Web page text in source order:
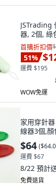
JSTrading
器, 2個, 綠
首購折扣價
51%
運費 $195
WOW免運
家用穿針
線器3個,顏
$64 (
運費 $67
8/22 預計
免費退貨